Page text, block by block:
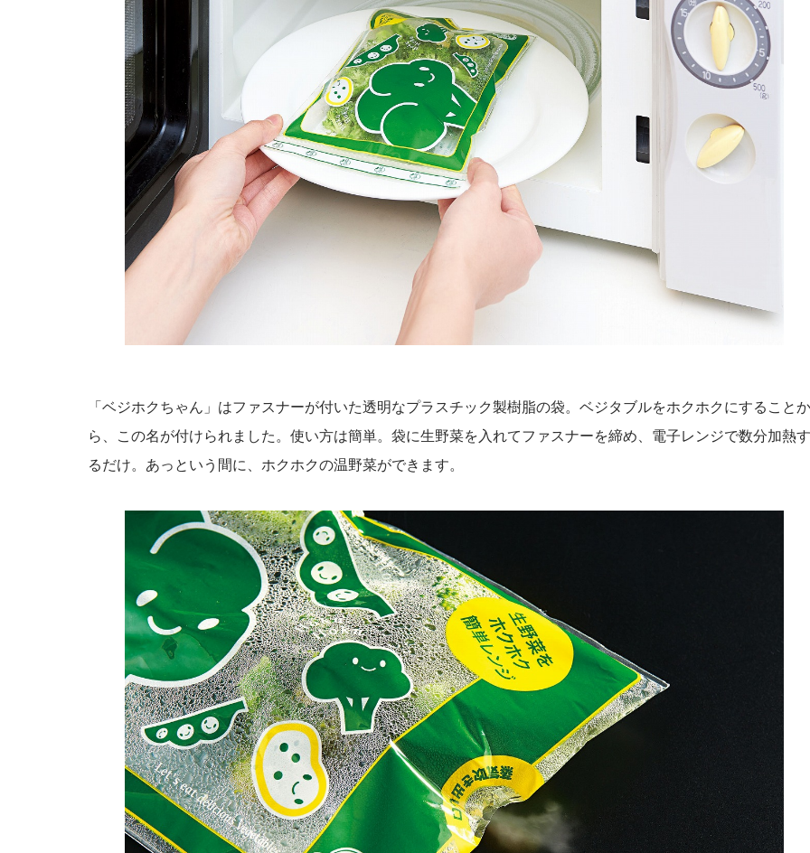
「ベジホクちゃん」はファスナーが付いた透明なプラスチック製樹脂の袋。ベジタブルをホクホクにすることか
ら、この名が付けられました。使い方は簡単。袋に生野菜を入れてファスナーを締め、電子レンジで数分加熱す
るだけ。あっという間に、ホクホクの温野菜ができます。